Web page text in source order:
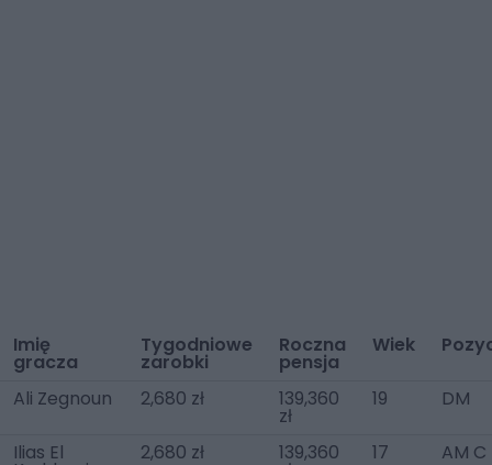
Imię
gracza
Tygodniowe
zarobki
Roczna
pensja
Wiek
Ali Zegnoun 2,680 zł 139,360
zł
19 DM
Ilias El 2,680 zł 139,360 17 AM C